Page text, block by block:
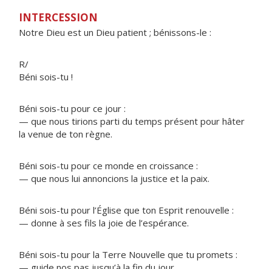
INTERCESSION
Notre Dieu est un Dieu patient ; bénissons-le :
R/
Béni sois-tu !
Béni sois-tu pour ce jour :
— que nous tirions parti du temps présent pour hâter
la venue de ton règne.
Béni sois-tu pour ce monde en croissance :
— que nous lui annoncions la justice et la paix.
Béni sois-tu pour l’Église que ton Esprit renouvelle :
— donne à ses fils la joie de l’espérance.
Béni sois-tu pour la Terre Nouvelle que tu promets :